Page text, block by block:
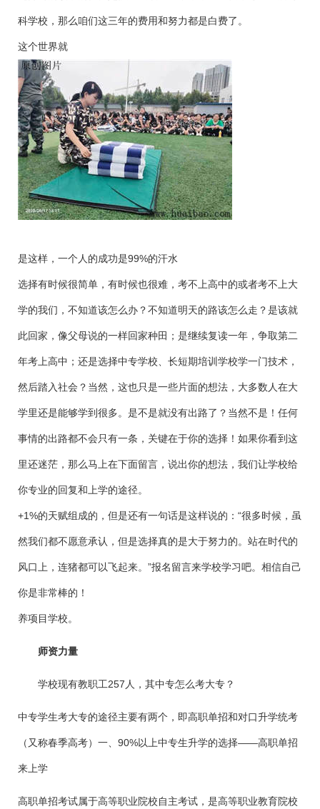
科学校，那么咱们这三年的费用和努力都是白费了。
这个世界就
是这样，一个人的成功是99%的汗水
选择有时候很简单，有时候也很难，考不上高中的或者考不上大
学的我们，不知道该怎么办？不知道明天的路该怎么走？是该就
此回家，像父母说的一样回家种田；是继续复读一年，争取第二
年考上高中；还是选择中专学校、长短期培训学校学一门技术，
然后踏入社会？当然，这也只是一些片面的想法，大多数人在大
学里还是能够学到很多。是不是就没有出路了？当然不是！任何
事情的出路都不会只有一条，关键在于你的选择！如果你看到这
里还迷茫，那么马上在下面留言，说出你的想法，我们让学校给
你专业的回复和上学的途径。
+1%的天赋组成的，但是还有一句话是这样说的：“很多时候，虽
然我们都不愿意承认，但是选择真的是大于努力的。站在时代的
风口上，连猪都可以飞起来。”报名留言来学校学习吧。相信自己
你是非常棒的！
养项目学校。
师资力量
学校现有教职工257人，其中专怎么考大专？
中专学生考大专的途径主要有两个，即高职单招和对口升学统考
（又称春季高考）一、90%以上中专生升学的选择——高职单招
来上学
高职单招考试属于高等职业院校自主考试，是高等职业教育院校